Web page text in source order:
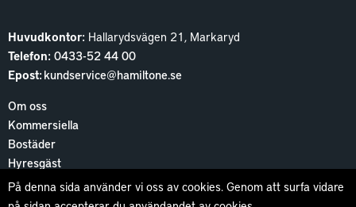
Huvudkontor: Hallarydsvägen 21, Markaryd
Telefon: 0433-52 44 00
Epost: kundservice@hamiltone.se
Om oss
Kommersiella
Bostäder
Hyresgäst
Kontakta oss
På denna sida använder vi oss av cookies. Genom att surfa vidare